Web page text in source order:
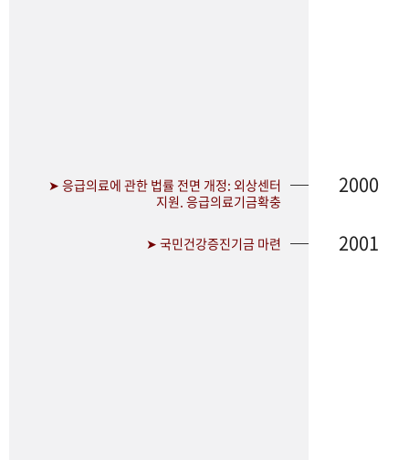
➤ 응급의료에 관한 법률 전면 개정: 외상센터
지원. 응급의료기금확충
2000
➤ 국민건강증진기금 마련 2001